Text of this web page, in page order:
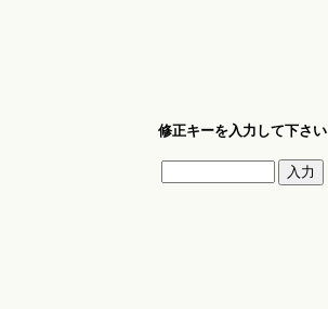
修正キーを入力して下さい